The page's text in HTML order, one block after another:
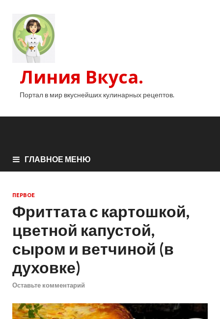
Линия Вкуса.
Портал в мир вкуснейших кулинарных рецептов.
ГЛАВНОЕ МЕНЮ
ПЕРВОЕ
Фриттата с картошкой,
цветной капустой,
сыром и ветчиной (в
духовке)
Оставьте комментарий